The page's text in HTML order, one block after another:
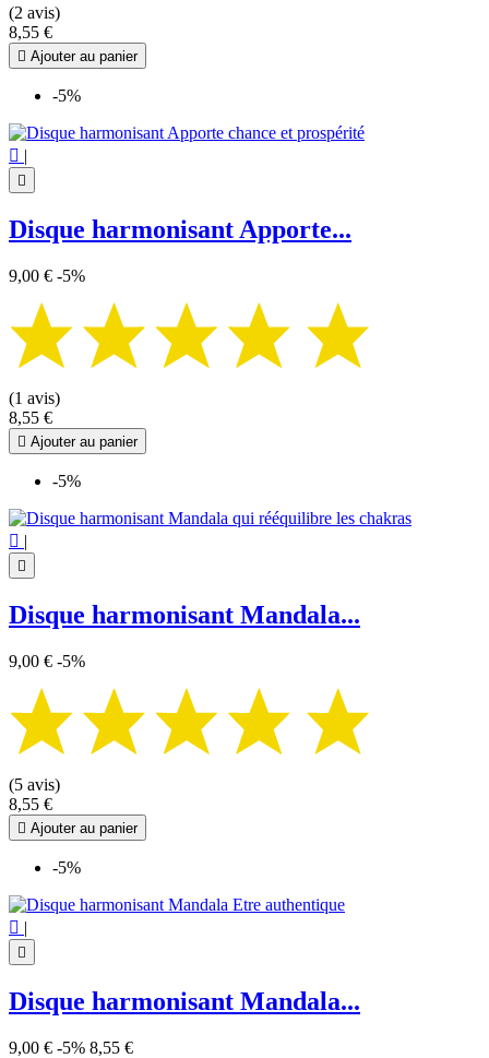
(2 avis)
8,55 €
 Ajouter au panier
-5%
 |

Disque harmonisant Apporte...
9,00 € -5%
(1 avis)
8,55 €
 Ajouter au panier
-5%
 |

Disque harmonisant Mandala...
9,00 € -5%
(5 avis)
8,55 €
 Ajouter au panier
-5%
 |

Disque harmonisant Mandala...
9,00 € -5% 8,55 €